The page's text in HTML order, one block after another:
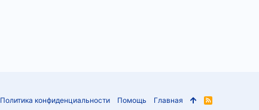
Политика конфиденциальности Помощь Главная
R